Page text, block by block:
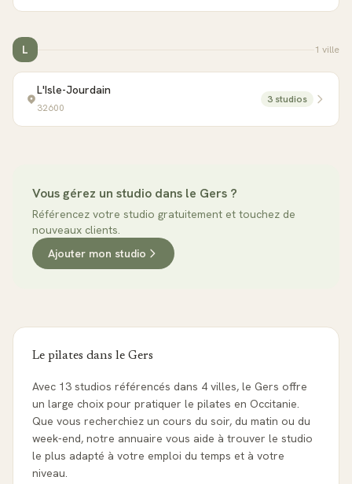
L 1 ville
L'Isle-Jourdain
32600
3 studios
Vous gérez un studio dans le Gers ?
Référencez votre studio gratuitement et touchez de
nouveaux clients.
Ajouter mon studio
Le pilates dans le Gers
Avec 13 studios référencés dans 4 villes, le Gers offre
un large choix pour pratiquer le pilates en Occitanie.
Que vous recherchiez un cours du soir, du matin ou du
week-end, notre annuaire vous aide à trouver le studio
le plus adapté à votre emploi du temps et à votre
niveau.